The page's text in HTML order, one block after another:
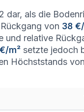
dar, als die
von 38
relative
m² setzte jedoch
Höchststands von